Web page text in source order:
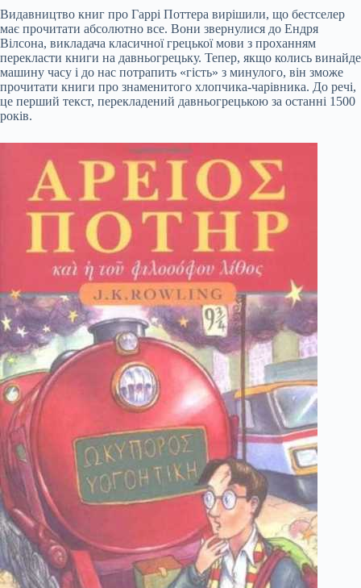
Видавництво книг про Гаррі Поттера вирішили, що бестселер
має прочитати абсолютно все. Вони звернулися до Ендря
Вілсона, викладача класичної грецької мови з проханням
перекласти книги на давньогрецьку. Тепер, якщо колись винайде
машину часу і до нас потрапить «гість» з минулого, він зможе
прочитати книги про знаменитого хлопчика-чарівника. До речі,
це перший текст, перекладений давньогрецькою за останні 1500
років.